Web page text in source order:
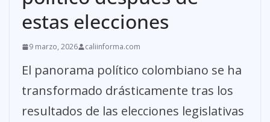
estas elecciones
9 marzo, 2026 caliinforma.com
El panorama político colombiano se ha
transformado drásticamente tras los
resultados de las elecciones legislativas